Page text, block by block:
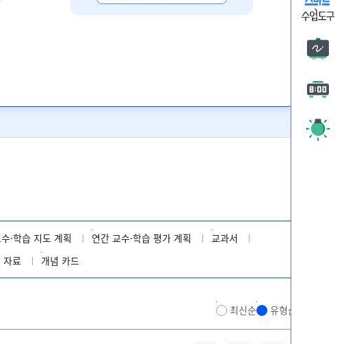
·학습 지도 계획 연간 교수·학습 평가 계획
교과서
자료 개념 카드
최신순 유형순
판서
주목 시